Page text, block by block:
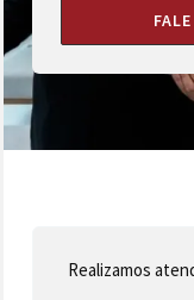
Realizamos